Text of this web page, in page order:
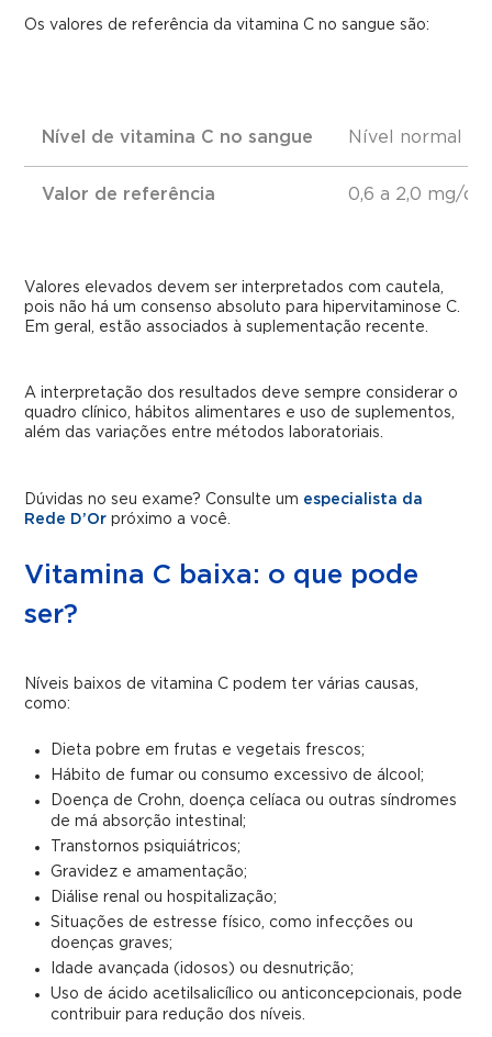
Os valores de referência da vitamina C no sangue são:
Nível de vitamina C no sangue
Valor de referência
Nível normal
0,6 a 2,0 mg/dL
Valores elevados devem ser interpretados com cautela,
pois não há um consenso absoluto para hipervitaminose C.
Em geral, estão associados à suplementação recente.
A interpretação dos resultados deve sempre considerar o
quadro clínico, hábitos alimentares e uso de suplementos,
além das variações entre métodos laboratoriais.
Dúvidas no seu exame? Consulte um especialista da
Rede D’Or próximo a você.
Vitamina C baixa: o que pode
ser?
Níveis baixos de vitamina C podem ter várias causas,
como:
Dieta pobre em frutas e vegetais frescos;
Hábito de fumar ou consumo excessivo de álcool;
Doença de Crohn, doença celíaca ou outras síndromes
de má absorção intestinal;
Transtornos psiquiátricos;
Gravidez e amamentação;
Diálise renal ou hospitalização;
Situações de estresse físico, como infecções ou
doenças graves;
Idade avançada (idosos) ou desnutrição;
Uso de ácido acetilsalicílico ou anticoncepcionais, pode
contribuir para redução dos níveis.